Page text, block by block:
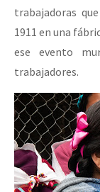
trabajadoras
1911 en una
ese evento
trabajadores.